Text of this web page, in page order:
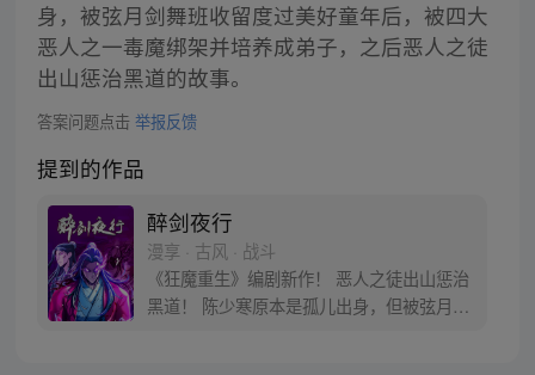
身，被弦月剑舞班收留度过美好童年后，被四大
恶人之一毒魔绑架并培养成弟子，之后恶人之徒
出山惩治黑道的故事。
答案问题点击 举报反馈
提到的作品
醉剑夜行
漫享 · 古风 · 战斗
《狂魔重生》编剧新作！ 恶人之徒出山惩治
黑道！ 陈少寒原本是孤儿出身，但被弦月剑